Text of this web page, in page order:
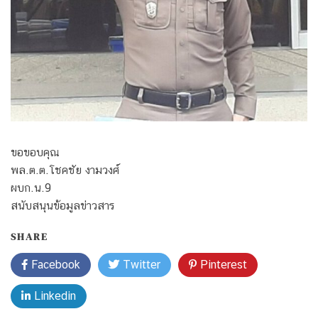
ขอขอบคุณ
พล.ต.ต.โชคชัย งามวงศ์
ผบก.น.9
สนับสนุนข้อมูลข่าวสาร
SHARE
Facebook Twitter Pinterest
Linkedin